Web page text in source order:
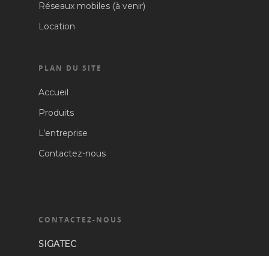
Réseaux mobiles (à venir)
Location
PLAN DU SITE
Accueil
Produits
L’entreprise
Contactez-nous
CONTACTEZ-NOUS
SIGATEC